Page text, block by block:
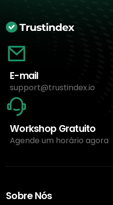
E-mail
support@trustindex.io
Workshop Gratuito
Agende um horário agora
Sobre Nós